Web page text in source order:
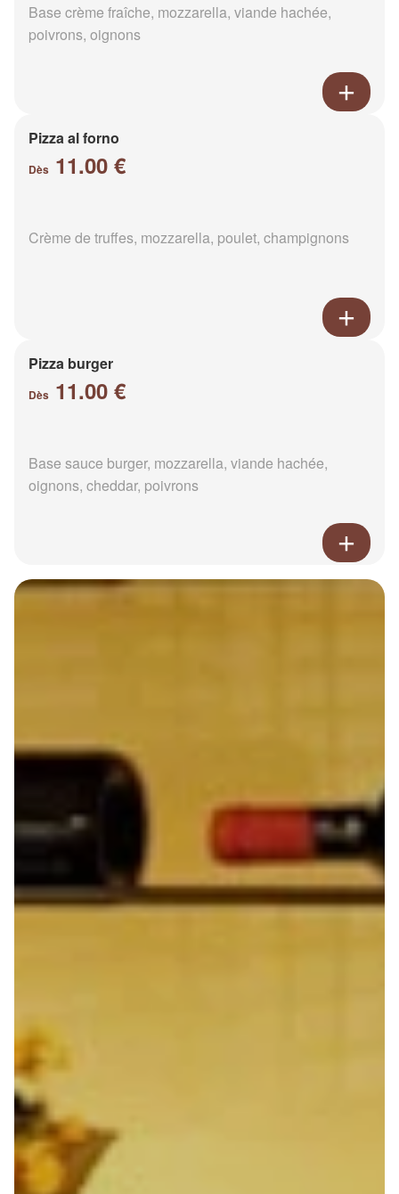
Base crème fraîche, mozzarella, viande hachée,
poivrons, oignons
Pizza al forno
Dès 11.00 €
Crème de truffes, mozzarella, poulet, champignons
Pizza burger
Dès 11.00 €
Base sauce burger, mozzarella, viande hachée,
oignons, cheddar, poivrons